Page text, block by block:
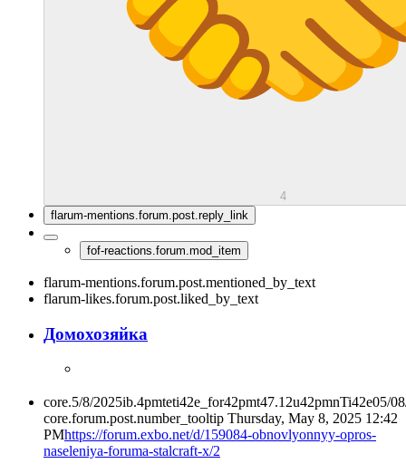
4
flarum-mentions.forum.post.reply_link
fof-reactions.forum.mod_item
flarum-mentions.forum.post.mentioned_by_text
flarum-likes.forum.post.liked_by_text
Домохозяйка
core.5/8/2025ib.4pmteti42e_for42pmt47.12u42pmnTi42e05/
core.forum.post.number_tooltip Thursday, May 8, 2025 12:42
PMhttps://forum.exbo.net/d/159084-obnovlyonnyy-opros-
naseleniya-foruma-stalcraft-x/2